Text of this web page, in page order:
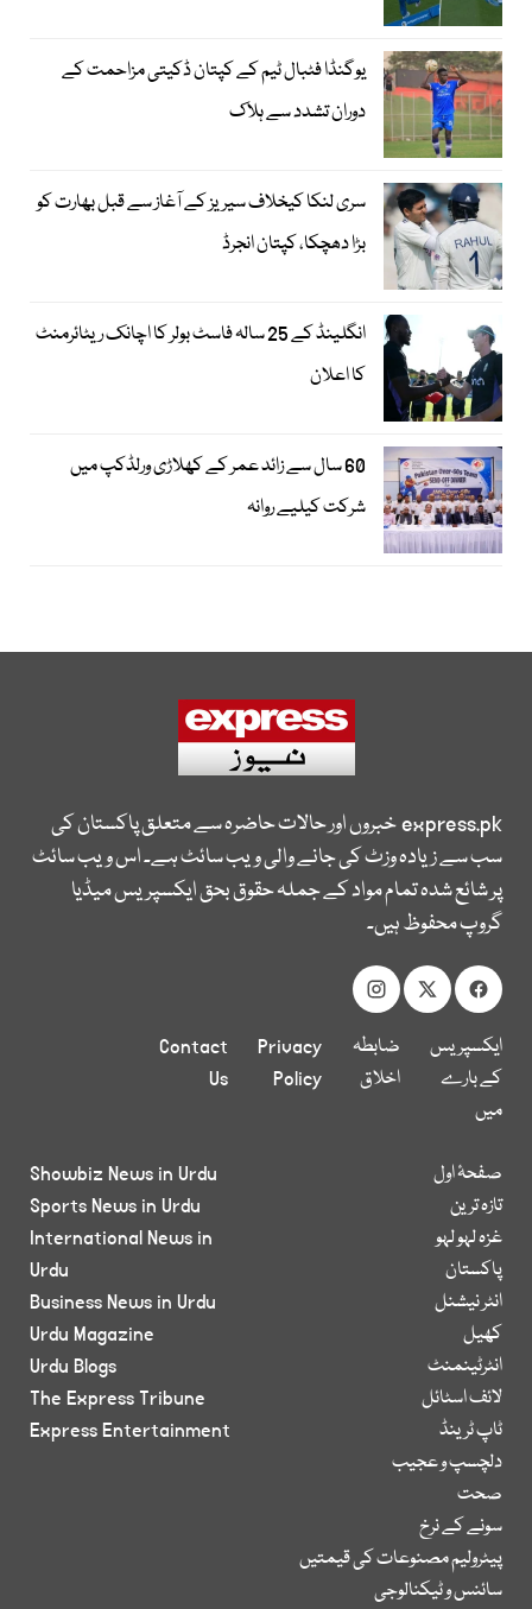
یوگنڈا فٹبال ٹیم کے کپتان ڈکیتی مزاحمت کے
دوران تشدد سے ہلاک
سری لنکا کیخلاف سیریز کے آغاز سے قبل بھارت کو
بڑا دھچکا، کپتان انجرڈ
انگلینڈ کے 25 سالہ فاسٹ بولر کا اچانک ریٹائرمنٹ
کا اعلان
60 سال سے زائد عمر کے کھلاڑی ورلڈکپ میں
شرکت کیلیے روانہ
express.pkخبروں اور حالات حاضرہ سے متعلق پاکستان کی
سب سے زیادہ وزٹ کی جانے والی ویب سائٹ ہے۔ اس ویب سائٹ
پر شائع شدہ تمام مواد کے جملہ حقوق بحق ایکسپریس میڈیا
گروپ محفوظ ہیں۔
ایکسپریس
کے بارے
میں
ضابطہ
اخلاق
Privacy
Policy
Contact
Us
صفحۂ اول
تازہ ترین
غزہ لہو لہو
پاکستان
انٹر نیشنل
کھیل
انٹرٹینمنٹ
لائف اسٹائل
ٹاپ ٹرینڈ
دلچسپ و عجیب
صحت
سونے کے نرخ
پیٹرولیم مصنوعات کی قیمتیں
سائنس و ٹیکنالوجی
Showbiz News in Urdu
Sports News in Urdu
International News in
Urdu
Business News in Urdu
Urdu Magazine
Urdu Blogs
The Express Tribune
Express Entertainment